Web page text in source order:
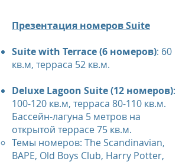
Презентация номеров Suite
Suite with Terrace (6 номеров): 60
кв.м, терраса 52 кв.м.
Deluxe Lagoon Suite (12 номеров):
100-120 кв.м, терраса 80-110 кв.м.
Бассейн-лагуна 5 метров на
открытой террасе 75 кв.м.
Темы номеров: The Scandinavian,
BAPE, Old Boys Club, Harry Potter,